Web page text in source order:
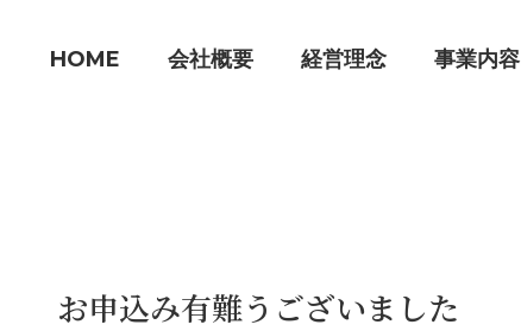
HOME 会社概要 経営理念 事業内容
お申込み有難うございました
HOME 会社概要 経営理念 事業内容